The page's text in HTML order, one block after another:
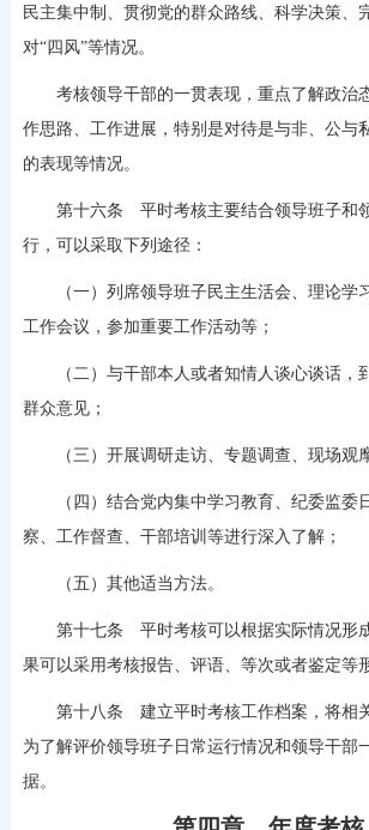
民主集中制、贯彻党的群众路线、科学决策、
对“四风”等情况。
考核领导干部的一贯表现，重点了解政治
作思路、工作进展，特别是对待是与非、公与
的表现等情况。
第十六条 平时考核主要结合领导班子和
行，可以采取下列途径：
（一）列席领导班子民主生活会、理论学
工作会议，参加重要工作活动等；
（二）与干部本人或者知情人谈心谈话，
群众意见；
（三）开展调研走访、专题调查、现场观
（四）结合党内集中学习教育、纪委监委
察、工作督查、干部培训等进行深入了解；
（五）其他适当方法。
第十七条 平时考核可以根据实际情况形
果可以采用考核报告、评语、等次或者鉴定等
第十八条 建立平时考核工作档案，将相
为了解评价领导班子日常运行情况和领导干部
据。